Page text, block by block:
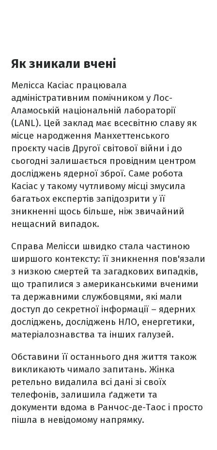
Як зникали вчені
Мелісса Касіас працювала
адміністративним помічником у Лос-
Аламоській національній лабораторії
(LANL). Цей заклад має всесвітню славу як
місце народження Манхеттенського
проєкту часів Другої світової війни і до
сьогодні залишається провідним центром
досліджень ядерної зброї. Саме робота
Касіас у такому чутливому місці змусила
багатьох експертів запідозрити у її
зникненні щось більше, ніж звичайний
нещасний випадок.
Справа Мелісси швидко стала частиною
ширшого контексту: її зникнення пов'язали
з низкою смертей та загадкових випадків,
що трапилися з американськими вченими
та державними службовцями, які мали
доступ до секретної інформації – ядерних
досліджень, досліджень НЛО, енергетики,
матеріалознавства та інших галузей.
Обставини її останнього дня життя також
викликають чимало запитань. Жінка
ретельно видалила всі дані зі своїх
телефонів, залишила ґаджети та
документи вдома в Ранчос-де-Таос і просто
пішла в невідомому напрямку.